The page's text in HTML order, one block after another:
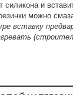
силикона и
можно
вставку